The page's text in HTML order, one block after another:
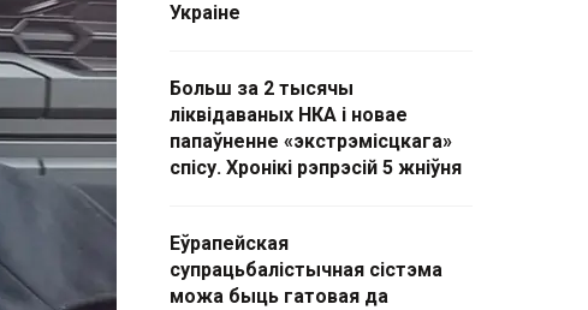
Украіне
Больш за 2 тысячы
ліквідаваных НКА і новае
папаўненне «экстрэмісцкага»
спісу. Хронікі рэпрэсій 5 жніўня
Еўрапейская
супрацьбалістычная сістэма
можа быць гатовая да